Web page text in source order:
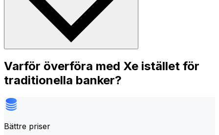
Varför överföra med Xe istället för
traditionella banker?
Bättre priser